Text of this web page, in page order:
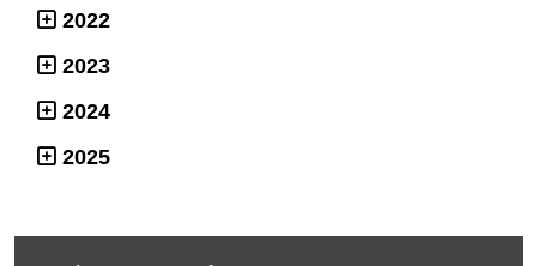
2022
2023
2024
2025